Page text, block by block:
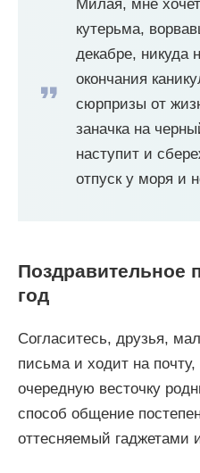
Милая, мне
кутерьма,
декабре, никуда
окончания
сюрпризы от
заначка на
наступит и
отпуск у моря и
Поздравительное
год
Согласитесь, друзья,
письма и ходит на
очередную весточку
способ общение
оттесняемый гаджетами